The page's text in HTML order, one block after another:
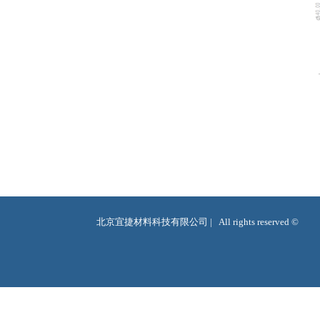
北京宜捷材料科技有限公司 |   All rights reserved ©